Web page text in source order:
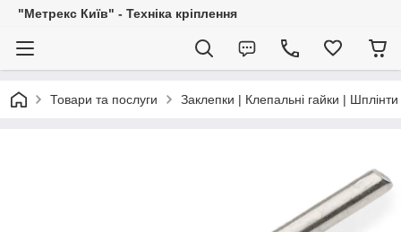
"Метрекс Київ" - Техніка кріплення
Товари та послуги Заклепки | Клепальні гайки | Шплінти